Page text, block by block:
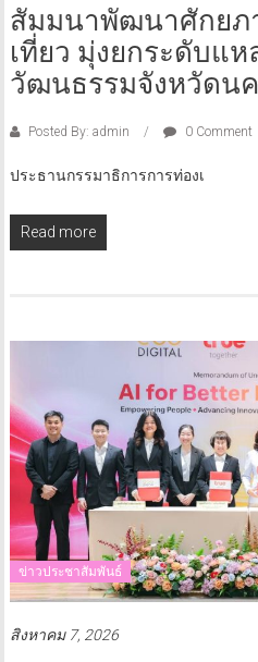
สัมมนาพัฒนาศักยภ
เที่ยว มุ่งยกระดับแห
วัฒนธรรมจังหวัดน
Posted By: admin 0 Comment
ประธานกรรมาธิการการท่องเ
Read more
ข่าวประชาสัมพันธ์
สิงหาคม 7, 2026